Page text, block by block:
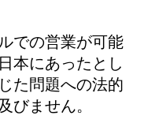
での営業が可能
本にあったとし
た問題への法的
びません。